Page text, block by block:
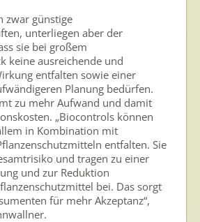
zwar günstige
unterliegen aber der
sie bei großem
keine ausreichende und
entfalten sowie einer
Planung bedürfen.
zu mehr Aufwand und damit
„Biocontrols können
in Kombination mit
entfalten. Sie
und tragen zu einer
und zur Reduktion
bei. Das sorgt
für mehr Akzeptanz“,